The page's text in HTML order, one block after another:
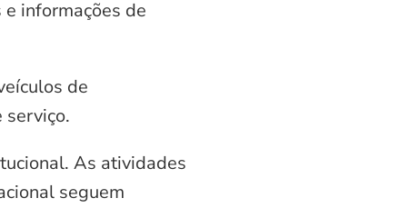
informações de
de
serviço.
As atividades
seguem